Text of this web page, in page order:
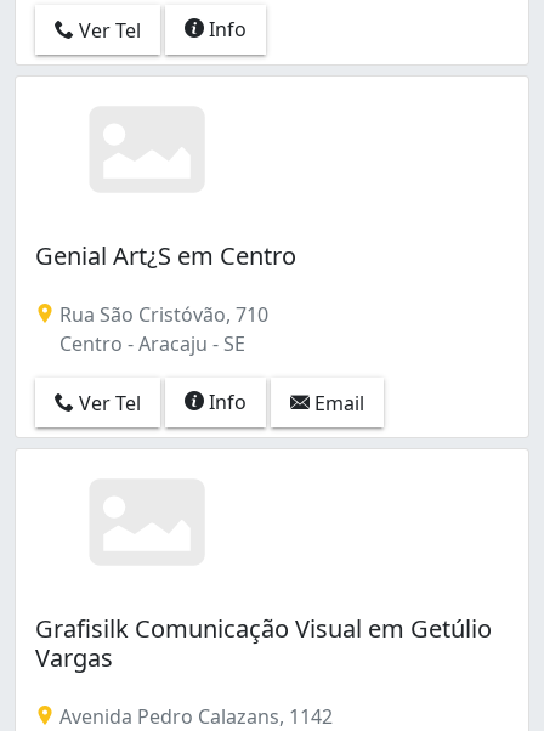
Ver Tel
Info
Genial Art¿S em Centro
Rua São Cristóvão, 710
Centro - Aracaju - SE
Ver Tel Info Email
Grafisilk Comunicação Visual em Getúlio
Vargas
Avenida Pedro Calazans, 1142